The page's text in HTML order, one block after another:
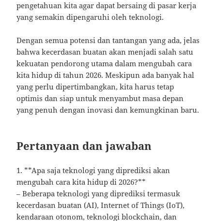
pengetahuan kita agar dapat bersaing di pasar kerja
yang semakin dipengaruhi oleh teknologi.
Dengan semua potensi dan tantangan yang ada, jelas
bahwa kecerdasan buatan akan menjadi salah satu
kekuatan pendorong utama dalam mengubah cara
kita hidup di tahun 2026. Meskipun ada banyak hal
yang perlu dipertimbangkan, kita harus tetap
optimis dan siap untuk menyambut masa depan
yang penuh dengan inovasi dan kemungkinan baru.
Pertanyaan dan jawaban
1. **Apa saja teknologi yang diprediksi akan
mengubah cara kita hidup di 2026?**
– Beberapa teknologi yang diprediksi termasuk
kecerdasan buatan (AI), Internet of Things (IoT),
kendaraan otonom, teknologi blockchain, dan